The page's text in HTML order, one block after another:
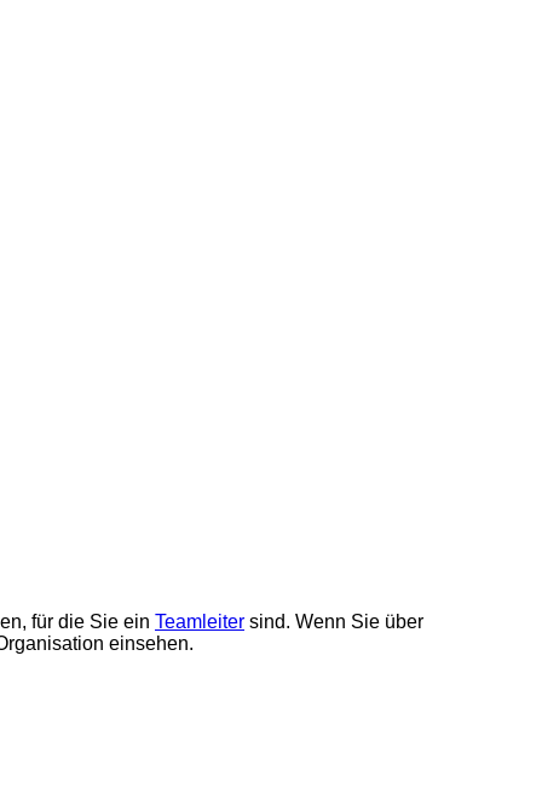
für die Sie ein Teamleiter sind. Wenn Sie über
einsehen.